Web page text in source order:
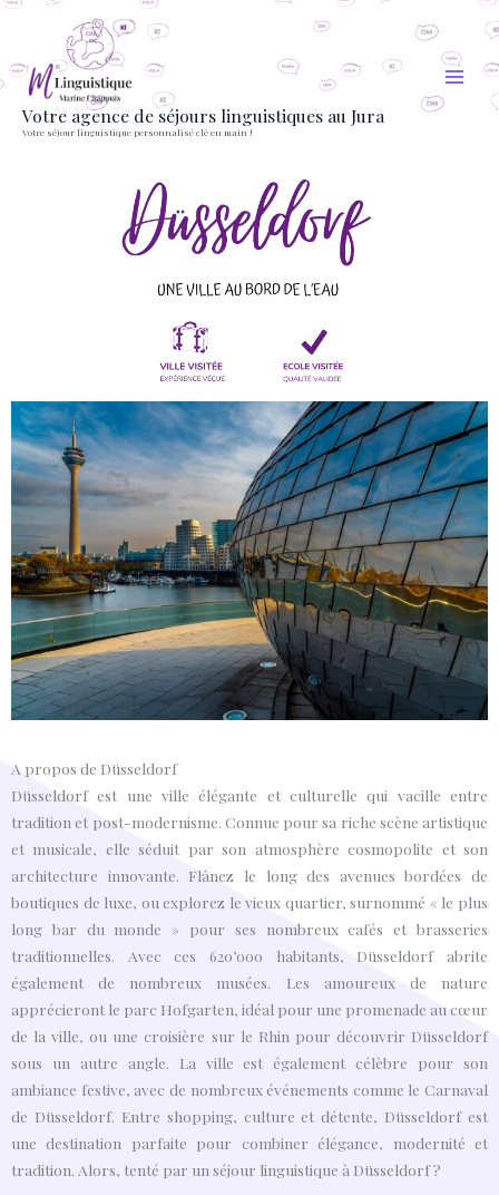
Aller
contenu
Votre agence de séjours linguistiques au Jura
Votre séjour linguistique personnalisé clé en main !
A propos de Düsseldorf
Düsseldorf est une ville élégante et culturelle qui vacille entre
tradition et post-modernisme. Connue pour sa riche scène artistique
et musicale, elle séduit par son atmosphère cosmopolite et son
architecture innovante. Flânez le long des avenues bordées de
boutiques de luxe, ou explorez le vieux quartier, surnommé « le plus
long bar du monde » pour ses nombreux cafés et brasseries
traditionnelles. Avec ces 620’000 habitants, Düsseldorf abrite
également de nombreux musées. Les amoureux de nature
apprécieront le parc Hofgarten, idéal pour une promenade au cœur
de la ville, ou une croisière sur le Rhin pour découvrir Düsseldorf
sous un autre angle. La ville est également célèbre pour son
ambiance festive, avec de nombreux événements comme le Carnaval
de Düsseldorf. Entre shopping, culture et détente, Düsseldorf est
une destination parfaite pour combiner élégance, modernité et
tradition. Alors, tenté par un séjour linguistique à Düsseldorf ?